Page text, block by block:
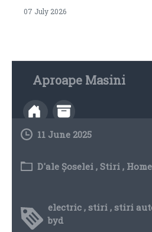
07 July 2026
Aproape Masini
11 June 2025
D'ale Șoselei , Stiri , Home
electric, stiri, stiri
byd